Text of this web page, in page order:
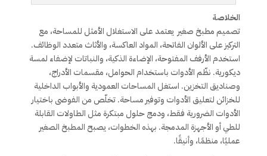
الخلاصة
تصميم مطبخ صغير يعتمد على الاستغلال الأمثل للمساحة، مع
التركيز على الألوان الفاتحة، المواد العاكسة، والأثاث متعدد الوظائف.
استخدم الأرفف المفتوحة، الإضاءة الذكية، والنباتات لإضفاء لمسة
ديكورية. نظّم الأدوات باستخدام الحوامل، مقسمات الأدراج،
وصناديق التخزين. استغل المساحات العمودية والأبواب الداخلية
للخزائن لتعليق الأدوات وتوفير مساحة. تخلّص من الفوضى باختيار
الأدوات الضرورية فقط، ودمج حلول مبتكرة مثل الطاولات القابلة
للطي أو الأجهزة المدمجة. بهذه الخطوات، يصبح المطبخ الصغير
عمليًا، منظمًا، وأنيقًا.